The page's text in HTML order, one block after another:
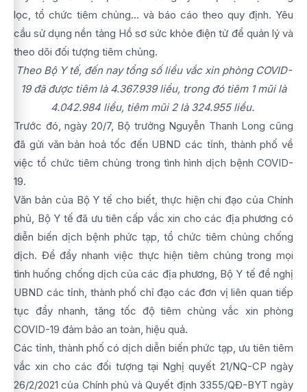
lọc, tổ chức tiêm chủng... và báo cáo theo quy định. Yêu
cầu sử dụng nền tảng Hồ sơ sức khỏe điện tử để quản lý và
theo dõi đối tượng tiêm chủng.
Theo Bộ Y tế, đến nay tổng số liều vắc xin phòng COVID-
19 đã được tiêm là 4.367.939 liều, trong đó tiêm 1 mũi là
4.042.984 liều, tiêm mũi 2 là 324.955 liều.
Trước đó, ngày 20/7, Bộ trưởng Nguyễn Thanh Long cũng
đã gửi văn bản hoả tốc đến UBND các tỉnh, thành phố về
việc tổ chức tiêm chủng trong tình hình dịch bệnh COVID-
19.
Văn bản của Bộ Y tế cho biết, thực hiện chi đạo của Chính
phủ, Bộ Y tế đã ưu tiên cấp vắc xin cho các địa phương có
diễn biến dịch bệnh phức tạp, tổ chức tiêm chủng chống
dịch. Để đẩy nhanh việc thực hiện tiêm chủng trong mọi
tình huống chống dịch của các địa phương, Bộ Y tế đề nghị
UBND các tỉnh, thành phố chỉ đạo các đơn vị liên quan tiếp
tục đẩy nhanh, tăng tốc độ tiêm chủng vắc xin phòng
COVID-19 đảm bảo an toàn, hiệu quả.
Các tỉnh, thành phố có dịch diễn biến phức tạp, ưu tiên tiêm
vắc xin cho các đối tượng tại Nghị quyết 21/NQ-CP ngày
26/2/2021 của Chính phủ và Quyết định 3355/QĐ-BYT ngày